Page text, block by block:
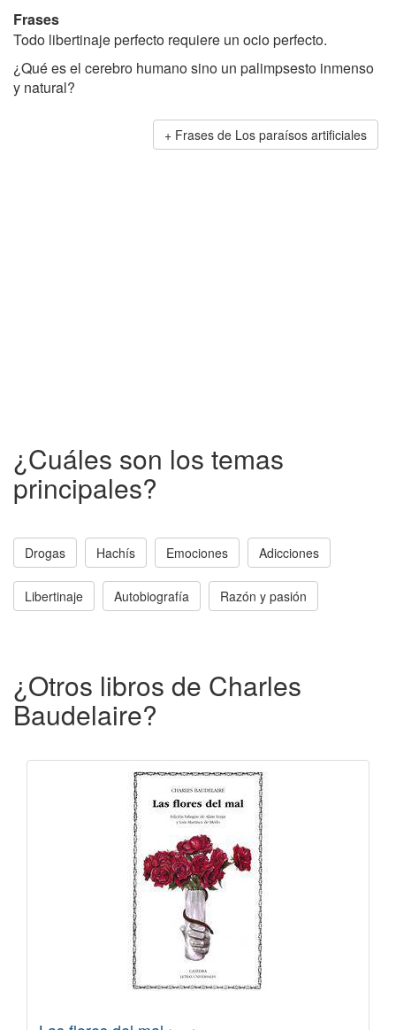
Frases
Todo libertinaje perfecto requiere un ocio perfecto.
¿Qué es el cerebro humano sino un palimpsesto inmenso
y natural?
Frases de Los paraísos artificiales
¿Cuáles son los temas
principales?
Drogas Hachís Emociones Adicciones
Libertinaje Autobiografía Razón y pasión
¿Otros libros de Charles
Baudelaire?